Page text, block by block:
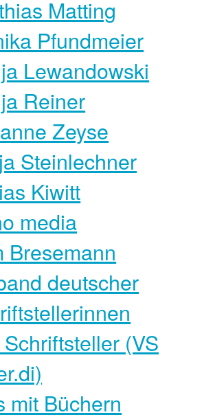
Matting
Pfundmeier
Lewandowski
Reiner
Zeyse
Steinlechner
Kiwitt
media
Bresemann
deutscher
(VS
mit Büchern